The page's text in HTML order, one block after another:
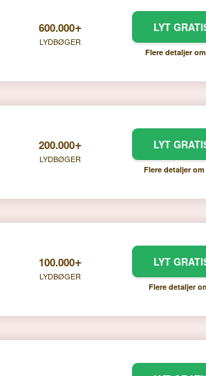
600.000+
LYDBØGER
LYT
Flere detaljer
200.000+
LYDBØGER
LYT
Flere detaljer
100.000+
LYDBØGER
LYT
Flere detaljer